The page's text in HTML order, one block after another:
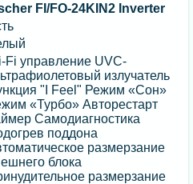
FI/FO-24KIN2 Inverter
Fi управление UVC-
излучатель
"I Feel" Режим «Сон»
«Турбо» Авторестарт
Самодиагностика
поддона
размерзание
блока
размерзание